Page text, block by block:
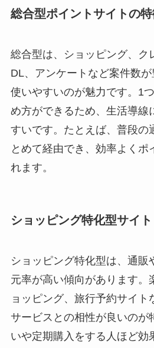
総合型ポイントサイトの
総合型は、ショッピング、ク
DL、アンケートなど案件数
使いやすいのが魅力です。1
め方ができるため、生活導線
すいです。たとえば、普段の
とめて経由でき、効率よくポ
れます。
ショッピング特化型サイト
ショッピング特化型は、通販
元率が高い傾向があります。
ョッピング、旅行予約サイト
サービスとの相性が良いのが
いや定期購入をする人ほど効